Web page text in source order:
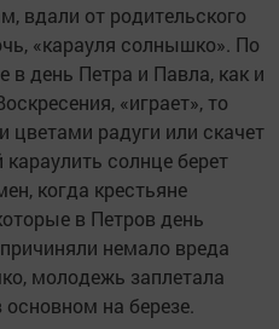
вдали от родительского
«карауля солнышко». По
день Петра и Павла, как и
«играет», то
цветами радуги или скачет
солнце берет
когда крестьяне
в Петров день
немало вреда
молодежь заплетала
основном на березе.